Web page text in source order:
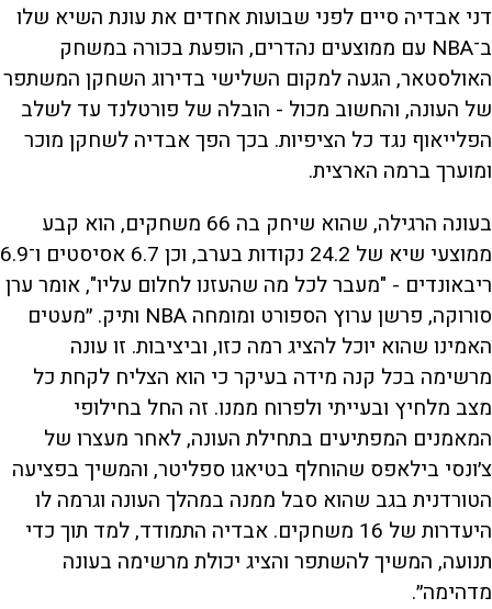
דני אבדיה סיים לפני שבועות אחדים את עונת השיא שלו
ב־NBA עם ממוצעים נהדרים, הופעת בכורה במשחק
האולסטאר, הגעה למקום השלישי בדירוג השחקן המשתפר
של העונה, והחשוב מכול - הובלה של פורטלנד עד לשלב
הפלייאוף נגד כל הציפיות. בכך הפך אבדיה לשחקן מוכר
ומוערך ברמה הארצית.
בעונה הרגילה, שהוא שיחק בה 66 משחקים, הוא קבע
ממוצעי שיא של 24.2 נקודות בערב, וכן 6.7 אסיסטים ו־6.9
ריבאונדים - "מעבר לכל מה שהעזנו לחלום עליו", אומר ערן
סורוקה, פרשן ערוץ הספורט ומומחה NBA ותיק. ״מעטים
האמינו שהוא יוכל להציג רמה כזו, וביציבות. זו עונה
מרשימה בכל קנה מידה בעיקר כי הוא הצליח לקחת כל
מצב מלחיץ ובעייתי ולפרוח ממנו. זה החל בחילופי
המאמנים המפתיעים בתחילת העונה, לאחר מעצרו של
צ׳ונסי בילאפס שהוחלף בטיאגו ספליטר, והמשיך בפציעה
הטורדנית בגב שהוא סבל ממנה במהלך העונה וגרמה לו
היעדרות של 16 משחקים. אבדיה התמודד, למד תוך כדי
תנועה, המשיך להשתפר והציג יכולת מרשימה בעונה
מדהימה״.